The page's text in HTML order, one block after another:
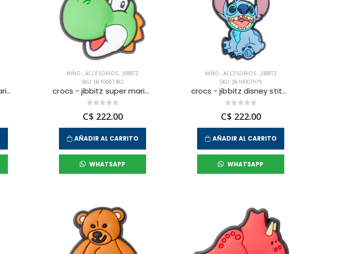
crocs - jibbitz super mario luigi unisex
NIÑO , ACCESORIOS , JIBBITZ
SKU: JB-10007482
crocs - jibbitz super mario yoshi unisex
C$ 222.00
AÑADIR AL CARRITO
WHATSAPP
NIÑO , ACCESORIOS , JIBBITZ
SKU: JB-10007979
crocs - jibbitz disney stitch unisex
C$ 222.00
AÑADIR AL CARRITO
WHATSAPP